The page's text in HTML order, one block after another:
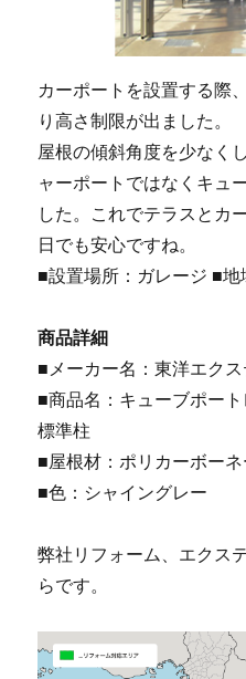
カーポートを設置する際
り高さ制限が出ました。
屋根の傾斜角度を少なく
ャーポートではなくキュ
した。これでテラスとカ
日でも安心ですね。
■設置場所：ガレージ ■地
商品詳細
■メーカー名：東洋エク
■商品名：キューブポー
標準柱
■屋根材：ポリカーボー
■色：シャイングレー
弊社リフォーム、エクス
らです。